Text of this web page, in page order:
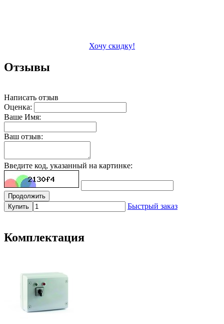
Хочу скидку!
Отзывы
Написать отзыв
Оценка:
Ваше Имя:
Ваш отзыв:
Введите код, указанный на картинке:
Продолжить
Купить
Быстрый заказ
Комплектация